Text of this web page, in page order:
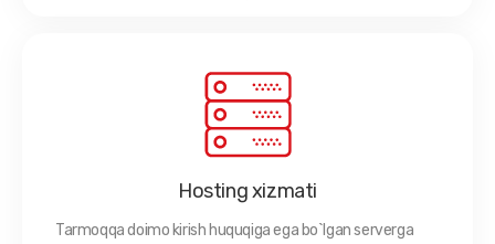
Hosting xizmati
Tarmoqqa doimo kirish huquqiga ega bo`lgan serverga